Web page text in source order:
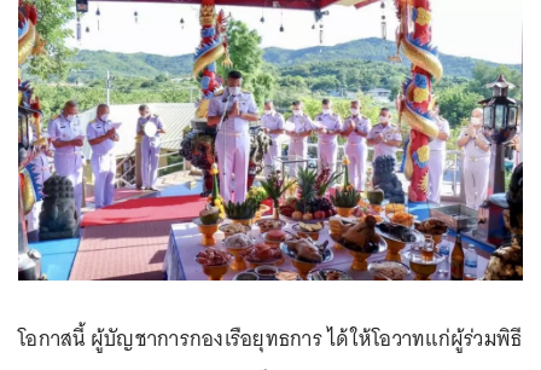
โอกาสนี้ ผู้บัญชาการกองเรือยุทธการ ได้ให้โอวาทแก่ผู้ร่วมพิธี